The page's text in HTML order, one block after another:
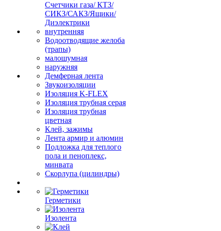
Счетчики газа/ КТЗ/
СИКЗ/САКЗ/Ящики/
Диэлектрики
внутренняя
Водоотводящие желоба
(трапы)
малошумная
наружняя
Демферная лента
Звукоизоляции
Изоляция K-FLEX
Изоляция трубная серая
Изоляция трубная
цветная
Клей, зажимы
Лента армир и алюмин
Подложка для теплого
пола и пеноплекс,
минвата
Скорлупа (цилиндры)
Герметики
Изолента